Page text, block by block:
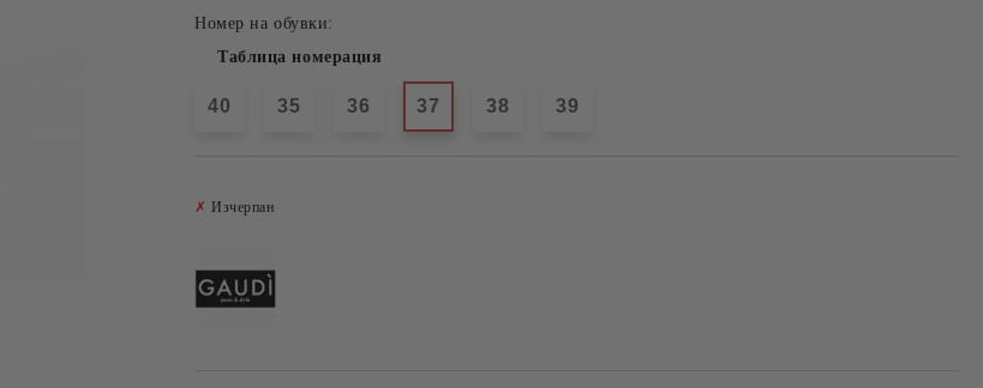
Номер на обувки:
Таблица номерация
40 35 36 37 38 39
✗ Изчерпан